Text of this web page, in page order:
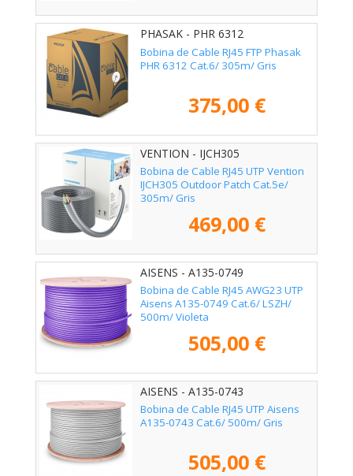
PHASAK - PHR 6312
Bobina de Cable RJ45 FTP Phasak
PHR 6312 Cat.6/ 305m/ Gris
375,00 €
VENTION - IJCH305
Bobina de Cable RJ45 UTP Vention
IJCH305 Outdoor Patch Cat.5e/
305m/ Gris
469,00 €
AISENS - A135-0749
Bobina de Cable RJ45 AWG23 UTP
Aisens A135-0749 Cat.6/ LSZH/
500m/ Violeta
505,00 €
AISENS - A135-0743
Bobina de Cable RJ45 UTP Aisens
A135-0743 Cat.6/ 500m/ Gris
505,00 €